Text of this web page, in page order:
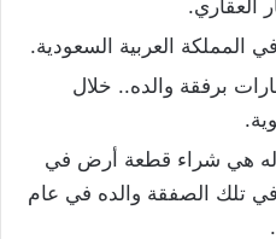
العقاري.
المملكة العربية السعودية.
برفقة والده.. خلال
له هي شراء قطعة أرض في
تلك الصفقة والده في عام